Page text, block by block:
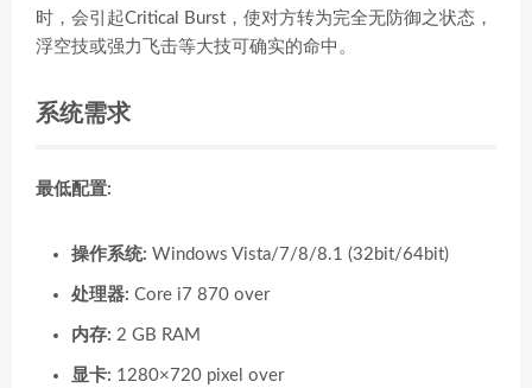
时，会引起Critical Burst，使对方转为完全无防御之状态，
浮空技或强力飞击等大技可确实的命中。
系统需求
最低配置:
操作系统: Windows Vista/7/8/8.1 (32bit/64bit)
处理器: Core i7 870 over
内存: 2 GB RAM
显卡: 1280×720 pixel over